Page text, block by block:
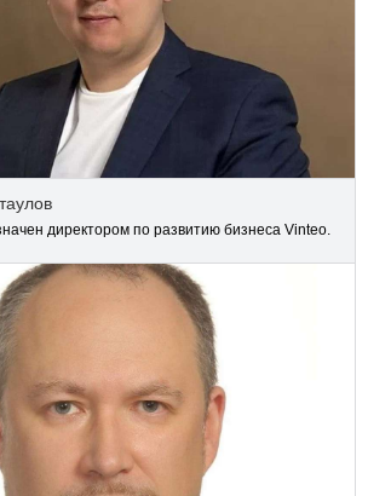
директором по развитию бизнеса Vinteo.